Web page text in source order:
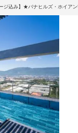
t
ージ込み】★バナヒルズ・ホイア